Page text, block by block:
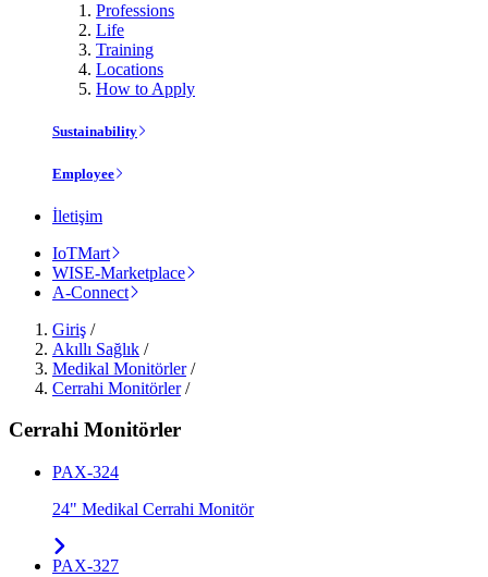
Professions
Life
Training
Locations
How to Apply
Sustainability
Employee
İletişim
IoTMart
WISE-Marketplace
A-Connect
Giriş /
Akıllı Sağlık /
Medikal Monitörler/
Cerrahi Monitörler/
Cerrahi Monitörler
PAX-324
24" Medikal Cerrahi Monitör
PAX-327